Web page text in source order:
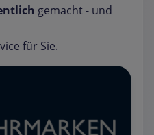
gemacht - und
für Sie.